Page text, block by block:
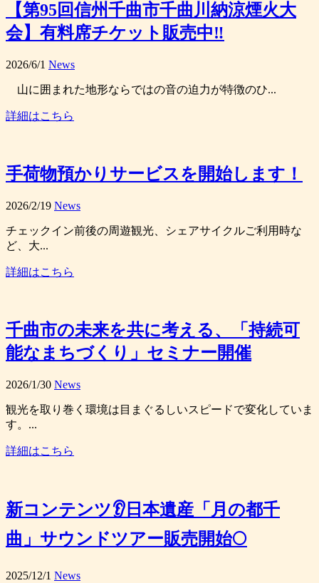
【第95回信州千曲市千曲川納涼煙火大
会】有料席チケット販売中‼
2026/6/1 News
山に囲まれた地形ならではの音の迫力が特徴のひ...
詳細はこちら
手荷物預かりサービスを開始します！
2026/2/19 News
チェックイン前後の周遊観光、シェアサイクルご利用時な
ど、大...
詳細はこちら
千曲市の未来を共に考える、「持続可
能なまちづくり」セミナー開催
2026/1/30 News
観光を取り巻く環境は目まぐるしいスピードで変化していま
す。...
詳細はこちら
新コンテンツ👂日本遺産「月の都千
曲」サウンドツアー販売開始🌕
2025/12/1 News